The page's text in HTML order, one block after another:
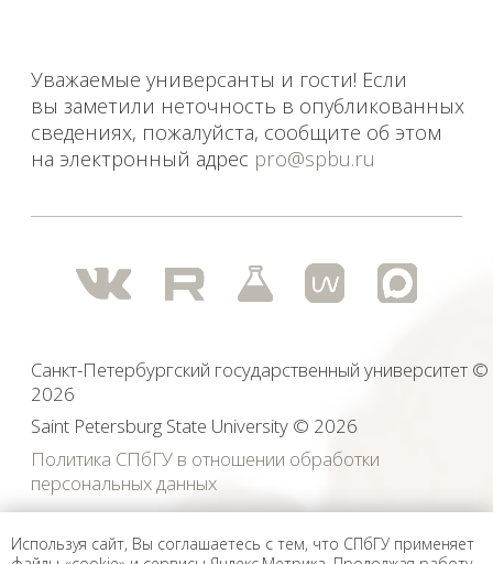
Используя сайт, Вы соглашаетесь с тем, что СПбГУ применяет